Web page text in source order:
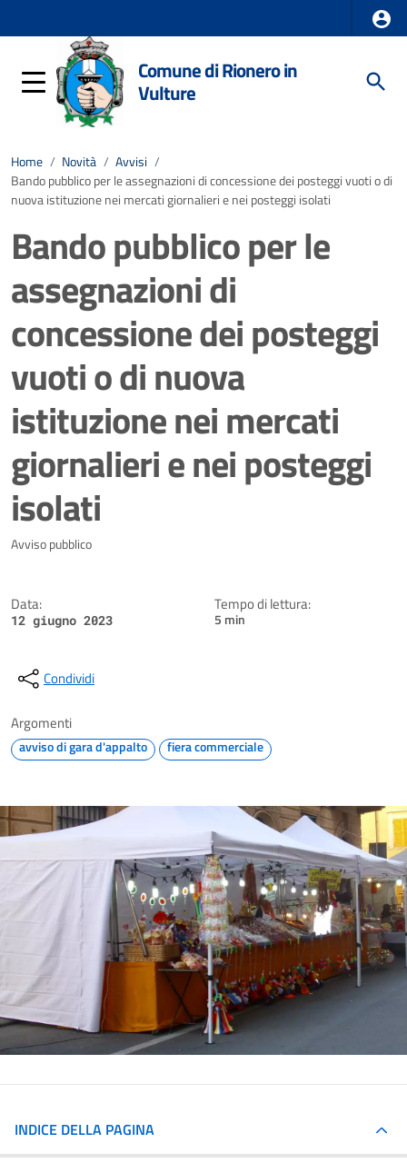
Comune di Rionero in
Vulture
Home / Novità / Avvisi /
Bando pubblico per le assegnazioni di concessione dei posteggi vuoti o di
nuova istituzione nei mercati giornalieri e nei posteggi isolati
Bando pubblico per le
assegnazioni di
concessione dei posteggi
vuoti o di nuova
istituzione nei mercati
giornalieri e nei posteggi
isolati
Dettagli della notizia
Avviso pubblico
Data:
12 giugno 2023
Tempo di lettura:
5 min
Condividi
Argomenti
avviso di gara d'appalto fiera commerciale
INDICE DELLA PAGINA